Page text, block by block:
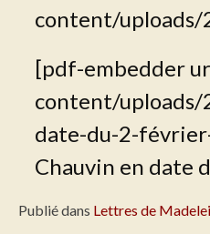
content/
[pdf-embedder
content/
date-du-2-
Chauvin en date
Publié dans Lettres de